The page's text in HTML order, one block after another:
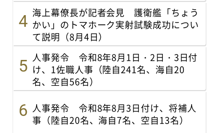
海上幕僚長が記者会見 護衛艦「ちょう
かい」のトマホーク実射試験成功につい
て説明（8月4日）
人事発令 令和8年8月1日・2日・3日付
け、1佐職人事（陸自241名、海自20
名、空自56名）
人事発令 令和8年8月3日付け、将補人
事（陸自20名、海自7名、空自13名）